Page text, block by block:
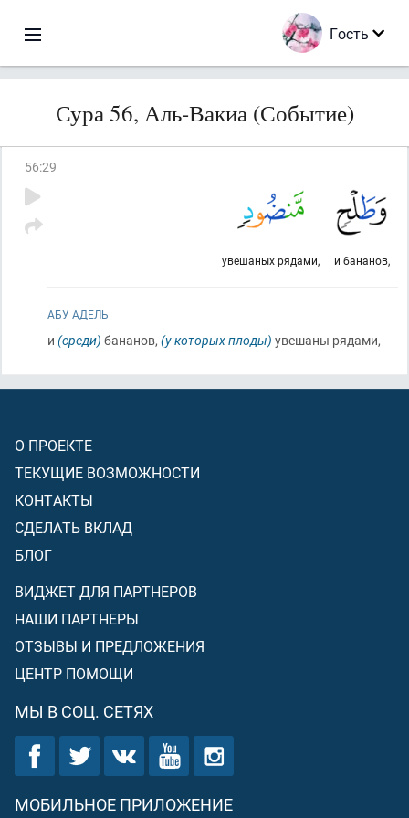
Гость
Сура 56, Аль-Вакиа (Событие)
56:29
и бананов,
увешаных рядами,
АБУ АДЕЛЬ
и (среди) бананов, (у которых плоды) увешаны рядами,
О ПРОЕКТЕ
ТЕКУЩИЕ ВОЗМОЖНОСТИ
КОНТАКТЫ
СДЕЛАТЬ ВКЛАД
БЛОГ
ВИДЖЕТ ДЛЯ ПАРТНЕРОВ
НАШИ ПАРТНЕРЫ
ОТЗЫВЫ И ПРЕДЛОЖЕНИЯ
ЦЕНТР ПОМОЩИ
МЫ В СОЦ. СЕТЯХ
МОБИЛЬНОЕ ПРИЛОЖЕНИЕ